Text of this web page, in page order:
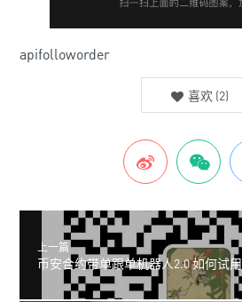
apifolloworder
喜欢 (2)
上一篇
币安合约带单跟单机器人2.0 如何试用